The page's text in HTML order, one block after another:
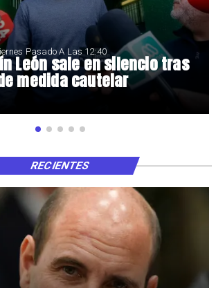
León sale en silencio tras
medida cautelar
Pasado A Las 12:40
RECIENTES